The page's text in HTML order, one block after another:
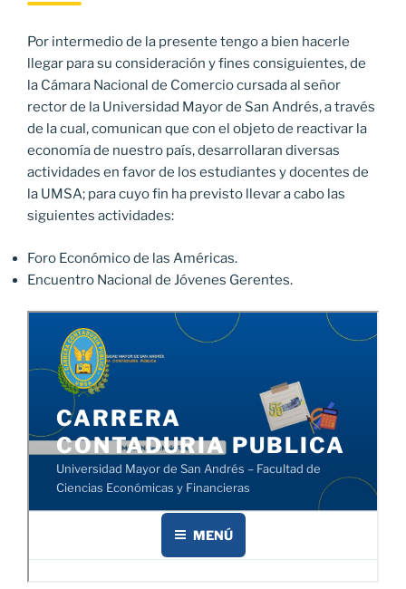
Por intermedio de la presente tengo a bien hacerle
llegar para su consideración y fines consiguientes, de
la Cámara Nacional de Comercio cursada al señor
rector de la Universidad Mayor de San Andrés, a través
de la cual, comunican que con el objeto de reactivar la
economía de nuestro país, desarrollaran diversas
actividades en favor de los estudiantes y docentes de
la UMSA; para cuyo fin ha previsto llevar a cabo las
siguientes actividades:
Foro Económico de las Américas.
Encuentro Nacional de Jóvenes Gerentes.